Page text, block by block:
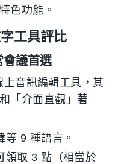
色功能。
工具評比
議首選
音訊編輯工具，其
「介面直觀」著
等 9 種語言。
領取 3 點（相當於